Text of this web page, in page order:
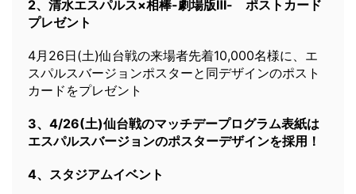
2、清水エスパルス×相棒-劇場版Ⅲ- ポストカード
プレゼント
4月26日(土)仙台戦の来場者先着10,000名様に、エ
スパルスバージョンポスターと同デザインのポスト
カードをプレゼント
3、4/26(土)仙台戦のマッチデープログラム表紙は
エスパルスバージョンのポスターデザインを採用！
4、スタジアムイベント